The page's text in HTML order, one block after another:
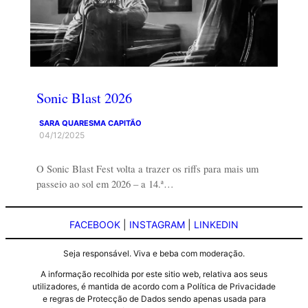
Sonic Blast 2026
SARA QUARESMA CAPITÃO
04/12/2025
O Sonic Blast Fest volta a trazer os riffs para mais um
passeio ao sol em 2026 – a 14.ª…
FACEBOOK INSTAGRAM LINKEDIN
Seja responsável. Viva e beba com moderação.
A informação recolhida por este sitio web, relativa aos seus
utilizadores, é mantida de acordo com a Política de Privacidade
e regras de Protecção de Dados sendo apenas usada para